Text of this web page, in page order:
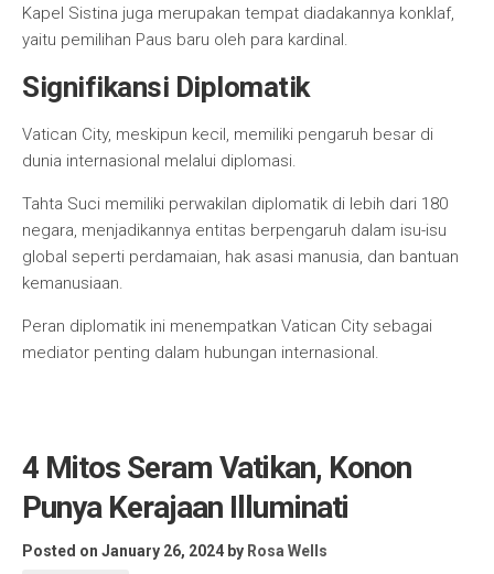
Kapel Sistina juga merupakan tempat diadakannya konklaf,
yaitu pemilihan Paus baru oleh para kardinal.
Signifikansi Diplomatik
Vatican City, meskipun kecil, memiliki pengaruh besar di
dunia internasional melalui diplomasi.
Tahta Suci memiliki perwakilan diplomatik di lebih dari 180
negara, menjadikannya entitas berpengaruh dalam isu-isu
global seperti perdamaian, hak asasi manusia, dan bantuan
kemanusiaan.
Peran diplomatik ini menempatkan Vatican City sebagai
mediator penting dalam hubungan internasional.
4 Mitos Seram Vatikan, Konon
Punya Kerajaan Illuminati
Posted on January 26, 2024 by Rosa Wells